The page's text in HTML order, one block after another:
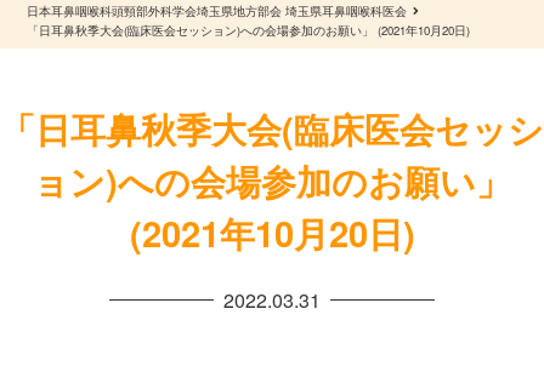
日本耳鼻咽喉科頭頸部外科学会埼玉県地方部会 埼玉県耳鼻咽喉科医会
「日耳鼻秋季大会(臨床医会セッション)への会場参加のお願い」 (2021年10月20日)
「日耳鼻秋季大会(臨床医会セッシ
ョン)への会場参加のお願い」
(2021年10月20日)
2022.03.31